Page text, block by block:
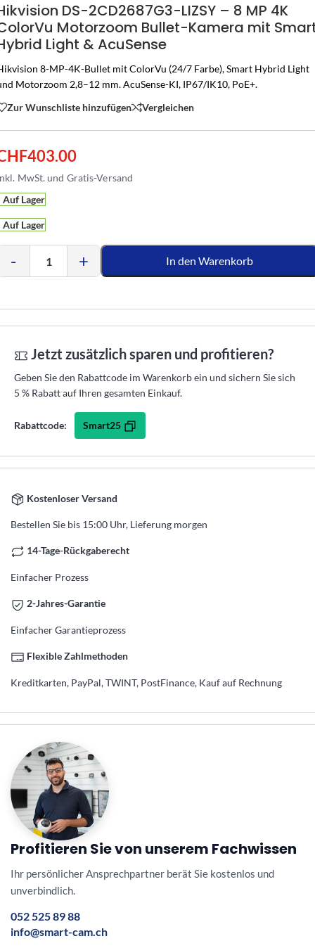
DS-2CD2687G3-LIZSY – 8 MP 4K
Motorzoom Bullet-Kamera mit
Light & AcuSense
8-MP-4K-Bullet mit ColorVu (24/7 Farbe), Smart Hybrid Light
Motorzoom 2,8–12 mm. AcuSense-KI, IP67/IK10, PoE+.
Zur Wunschliste hinzufügen
Vergleichen
403.00
Auf Lager
Auf Lager
- + In den Warenkorb
Jetzt zusätzlich sparen und profitieren?
Geben Sie den Rabattcode im Warenkorb ein und sichern Sie sich
5 % Rabatt auf Ihren gesamten Einkauf.
Rabattcode: Smart25
Kostenloser Versand
Bestellen Sie bis 15:00 Uhr, Lieferung morgen
14-Tage-Rückgaberecht
Einfacher Prozess
2-Jahres-Garantie
Einfacher Garantieprozess
Flexible Zahlmethoden
Kreditkarten, PayPal, TWINT, PostFinance, Kauf auf Rechnung
Profitieren Sie von unserem Fachwissen
Ihr persönlicher Ansprechpartner berät Sie kostenlos und
unverbindlich.
052 525 89 88
info@smart-cam.ch